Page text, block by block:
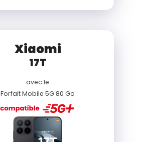
Xiaomi
17T
avec le
Forfait Mobile 5G 80 Go